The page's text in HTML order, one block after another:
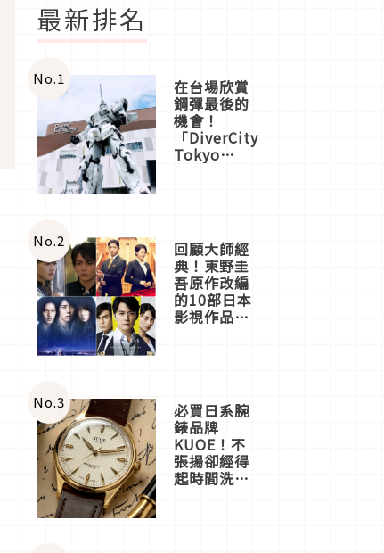
最新排名
No.1 在台場欣賞
鋼彈最後的
機會！
「DiverCity
Tokyo
體驗
No.2 回顧大師經
典！東野圭
吾原作改編
的10部日本
影視作品推
No.3 必買日系腕
錶品牌
KUOE！不
張揚卻經得
起時間洗鍊